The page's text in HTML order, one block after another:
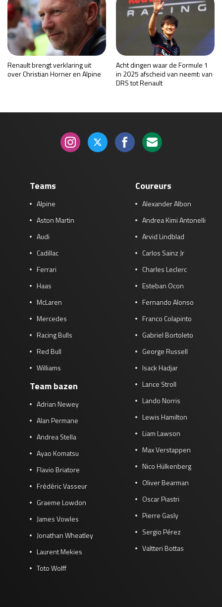
Renault brengt verklaring uit
over Christian Horner en Alpine
Acht dingen waar de Formule 1
in 2025 afscheid van neemt: van
DRS tot Renault
Teams
Alpine
Aston Martin
Audi
Cadillac
Ferrari
Haas
McLaren
Mercedes
Racing Bulls
Red Bull
Williams
Team bazen
Adrian Newey
Alan Permane
Andrea Stella
Ayao Komatsu
Flavio Briatore
Frédéric Vasseur
Graeme Lowdon
James Vowles
Jonathan Wheatley
Laurent Mekies
Toto Wolff
Coureurs
Alexander Albon
Andrea Kimi Antonelli
Arvid Lindblad
Carlos Sainz Jr
Charles Leclerc
Esteban Ocon
Fernando Alonso
Franco Colapinto
Gabriel Bortoleto
George Russell
Isack Hadjar
Lance Stroll
Lando Norris
Lewis Hamilton
Liam Lawson
Max Verstappen
Nico Hülkenberg
Oliver Bearman
Oscar Piastri
Pierre Gasly
Sergio Pérez
Valtteri Bottas